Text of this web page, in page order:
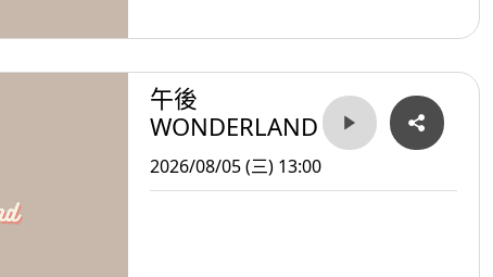
午後
WONDERLAND
2026/08/05 (三) 13:00